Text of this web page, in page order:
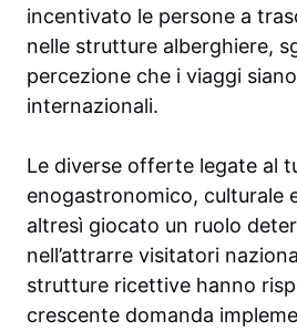
incentivato le persone a
nelle strutture alberghiere,
percezione che i viaggi
internazionali.
Le diverse offerte legate al
enogastronomico, culturale
altresì giocato un ruolo
nell’attrarre visitatori
strutture ricettive hanno
crescente domanda